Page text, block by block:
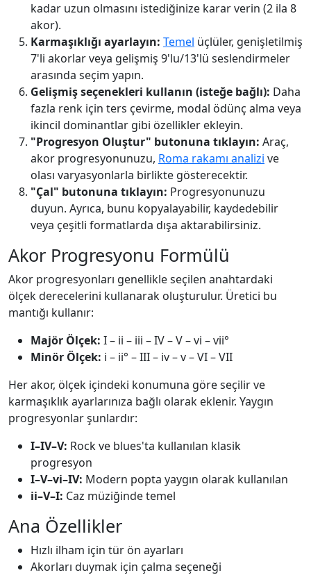
kadar uzun olmasını istediğinize karar verin (2 ila 8
akor).
Karmaşıklığı ayarlayın: Temel üçlüler, genişletilmiş
7'li akorlar veya gelişmiş 9'lu/13'lü seslendirmeler
arasında seçim yapın.
Gelişmiş seçenekleri kullanın (isteğe bağlı): Daha
fazla renk için ters çevirme, modal ödünç alma veya
ikincil dominantlar gibi özellikler ekleyin.
"Progresyon Oluştur" butonuna tıklayın: Araç,
akor progresyonunuzu, Roma rakamı analizi ve
olası varyasyonlarla birlikte gösterecektir.
"Çal" butonuna tıklayın: Progresyonunuzu
duyun. Ayrıca, bunu kopyalayabilir, kaydedebilir
veya çeşitli formatlarda dışa aktarabilirsiniz.
Akor Progresyonu Formülü
Akor progresyonları genellikle seçilen anahtardaki
ölçek derecelerini kullanarak oluşturulur. Üretici bu
mantığı kullanır:
Majör Ölçek: I – ii – iii – IV – V – vi – vii°
Minör Ölçek: i – ii° – III – iv – v – VI – VII
Her akor, ölçek içindeki konumuna göre seçilir ve
karmaşıklık ayarlarınıza bağlı olarak eklenir. Yaygın
progresyonlar şunlardır:
I–IV–V: Rock ve blues'ta kullanılan klasik
progresyon
I–V–vi–IV: Modern popta yaygın olarak kullanılan
ii–V–I: Caz müziğinde temel
Ana Özellikler
Hızlı ilham için tür ön ayarları
Akorları duymak için çalma seçeneği